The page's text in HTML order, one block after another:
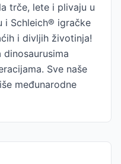
trče, lete i plivaju ​​u
i Schleich® igračke
i divljih životinja!
Sve naše
međunarodne